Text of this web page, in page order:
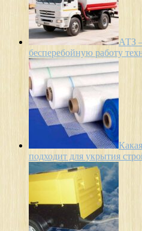
АТЗ
бесперебойную работу
подходит для укрытия